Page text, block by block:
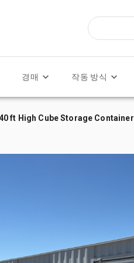
경매 작동 방식
ft High Cube Storage Container